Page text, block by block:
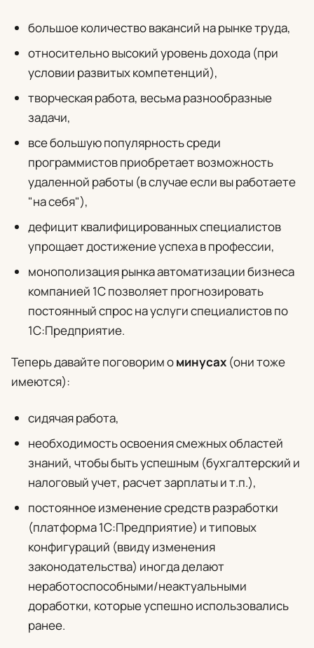
большое количество вакансий на рынке труда,
относительно высокий уровень дохода (при
условии развитых компетенций),
творческая работа, весьма разнообразные
задачи,
все большую популярность среди
программистов приобретает возможность
удаленной работы (в случае если вы работаете
"на себя"),
дефицит квалифицированных специалистов
упрощает достижение успеха в профессии,
монополизация рынка автоматизации бизнеса
компанией 1С позволяет прогнозировать
постоянный спрос на услуги специалистов по
1С:Предприятие.
Теперь давайте поговорим оминусах (они тоже
имеются):
сидячая работа,
необходимость освоения смежных областей
знаний, чтобы быть успешным (бухгалтерский и
налоговый учет, расчет зарплаты и т.п.),
постоянное изменение средств разработки
(платформа 1С:Предприятие) и типовых
конфигураций (ввиду изменения
законодательства) иногда делают
неработоспособными/неактуальными
доработки, которые успешно использовались
ранее.